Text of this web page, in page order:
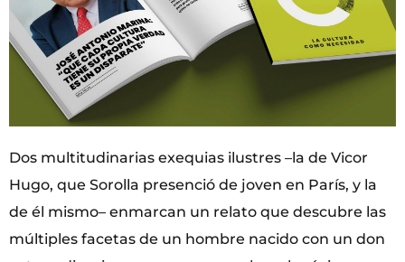
Dos multitudinarias exequias ilustres –la de Vicor
Hugo, que Sorolla presenció de joven en París, y la
de él mismo– enmarcan un relato que descubre las
múltiples facetas de un hombre nacido con un don